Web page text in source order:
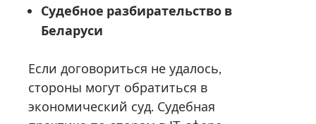
Судебное разбирательство в
Беларуси
Если договориться не удалось,
стороны могут обратиться в
экономический суд. Судебная